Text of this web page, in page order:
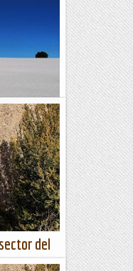
Porté
Oriental de
imatge més
del